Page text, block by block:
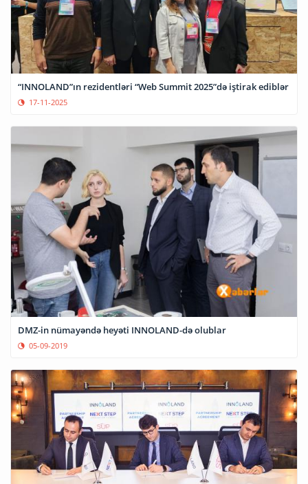
“INNOLAND”ın rezidentləri “Web Summit 2025”də iştirak ediblər
17-11-2025
DMZ-in nümayəndə heyəti INNOLAND-də olublar
05-09-2019